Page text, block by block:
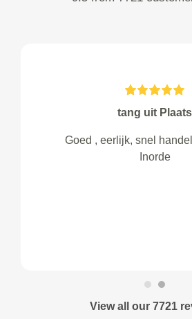
tang uit Plaats
Goed , eerlijk, snel
Inorde
View all our 7721